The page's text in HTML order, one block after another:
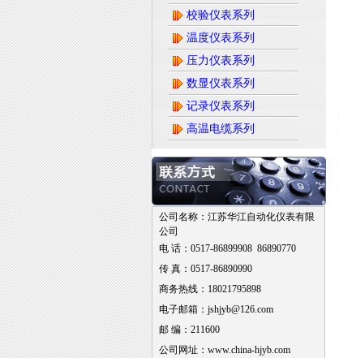
校验仪表系列
温度仪表系列
压力仪表系列
数显仪表系列
记录仪表系列
高温电缆系列
公司名称：江苏华江自动化仪表有限
公司
电 话：0517-86899908 86890770
传 真：0517-86890990
商务热线：18021795898
电子邮箱：jshjyb@126.com
邮 编：211600
公司网址：www.china-hjyb.com